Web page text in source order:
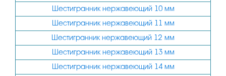
Шестигранник нержавеющий 10 мм
Шестигранник нержавеющий 11 мм
Шестигранник нержавеющий 12 мм
Шестигранник нержавеющий 13 мм
Шестигранник нержавеющий 14 мм